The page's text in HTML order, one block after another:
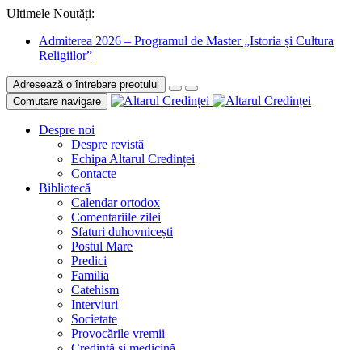
Ultimele Noutăți:
Admiterea 2026 – Programul de Master „Istoria și Cultura
Religiilor”
Adresează o întrebare preotului
Comutare navigare
Despre noi
Despre revistă
Echipa Altarul Credinței
Contacte
Bibliotecă
Calendar ortodox
Comentariile zilei
Sfaturi duhovnicești
Postul Mare
Predici
Familia
Catehism
Interviuri
Societate
Provocările vremii